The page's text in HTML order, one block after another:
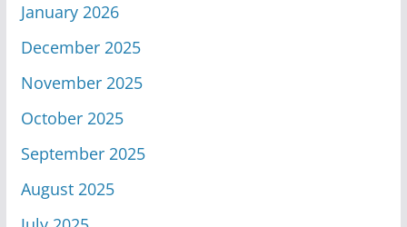
January 2026
December 2025
November 2025
October 2025
September 2025
August 2025